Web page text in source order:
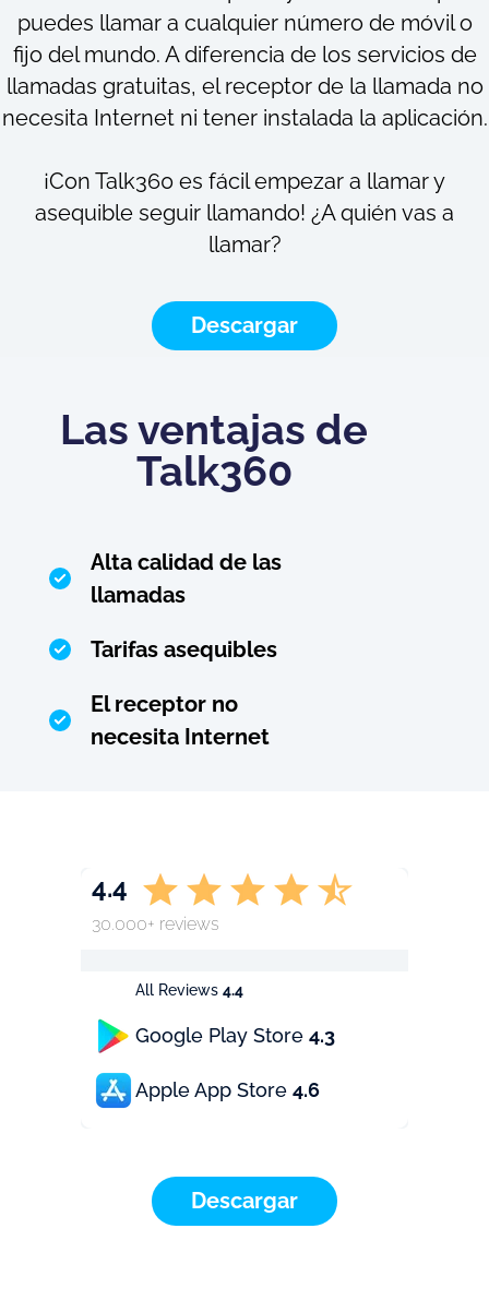
puedes llamar a cualquier número de móvil o
fijo del mundo. A diferencia de los servicios de
llamadas gratuitas, el receptor de la llamada no
necesita Internet ni tener instalada la aplicación.
¡Con Talk360 es fácil empezar a llamar y
asequible seguir llamando! ¿A quién vas a
llamar?
Descargar
Las ventajas de
Talk360
Alta calidad de las
llamadas
Tarifas asequibles
El receptor no
necesita Internet
All Reviews 4.4
Google Play Store 4.3
Apple App Store 4.6
4.4
30.000+ reviews
Descargar